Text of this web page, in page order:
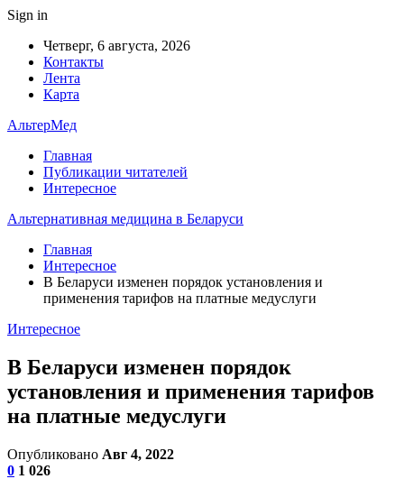
Sign in
Четверг, 6 августа, 2026
Контакты
Лента
Карта
АльтерМед
Главная
Публикации читателей
Интересное
Альтернативная медицина в Беларуси
Главная
Интересное
В Беларуси изменен порядок установления и
применения тарифов на платные медуслуги
Интересное
В Беларуси изменен порядок
установления и применения тарифов
на платные медуслуги
Опубликовано Авг 4, 2022
0 1 026